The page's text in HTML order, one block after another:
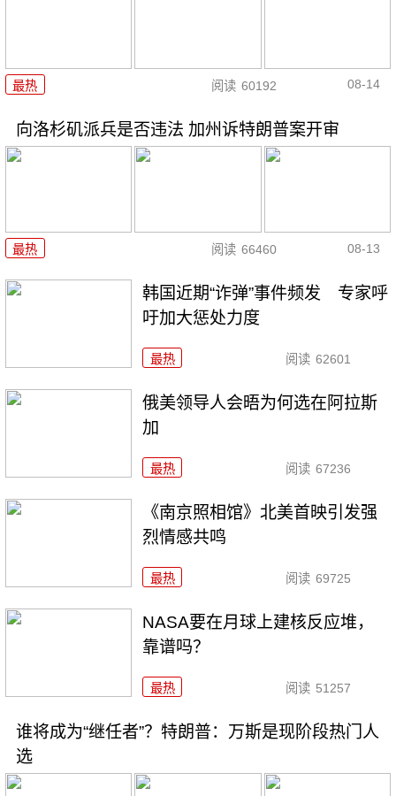
最热 阅读 60192 08-14
向洛杉矶派兵是否违法 加州诉特朗普案开审
最热 阅读 66460 08-13
韩国近期“诈弹”事件频发 专家呼
吁加大惩处力度
最热 阅读 62601
俄美领导人会晤为何选在阿拉斯
加
最热 阅读 67236
《南京照相馆》北美首映引发强
烈情感共鸣
最热 阅读 69725
NASA要在月球上建核反应堆，
靠谱吗？
最热 阅读 51257
谁将成为“继任者”？特朗普：万斯是现阶段热门人
选